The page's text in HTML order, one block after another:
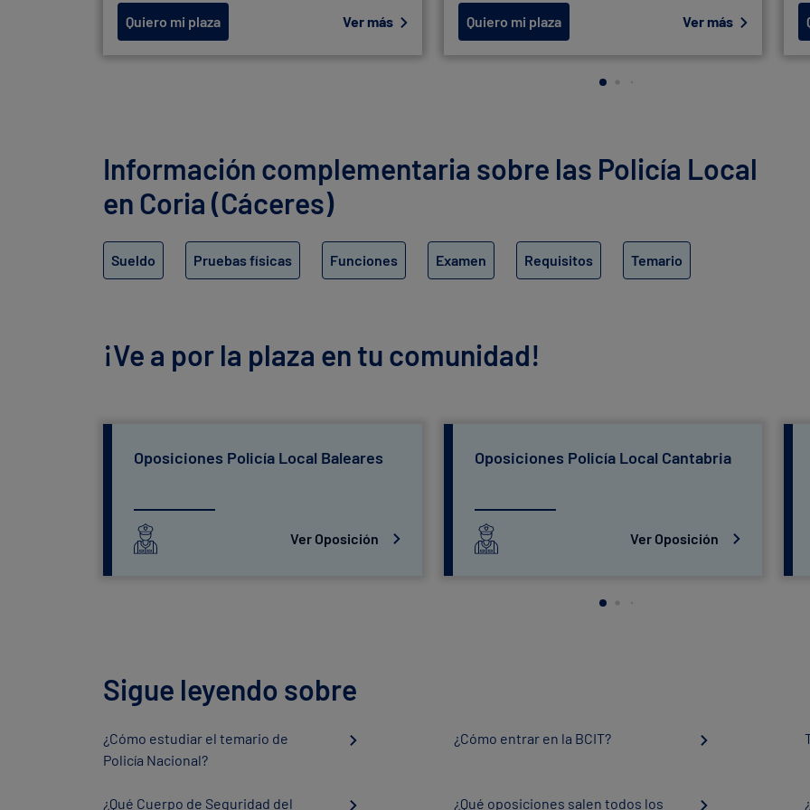
Quiero mi plaza Ver más Quiero mi plaza Ver más
Información complementaria sobre las Policía Local
en Coria (Cáceres)
Sueldo Pruebas físicas Funciones Examen Requisitos Temario
¡Ve a por la plaza en tu comunidad!
Oposiciones Policía Local Baleares
Ver Oposición
Oposiciones Policía Local Cantabria
Ver Oposición
Sigue leyendo sobre
¿Cómo estudiar el temario de
Policía Nacional?
¿Cómo entrar en la BCIT?
¿Qué Cuerpo de Seguridad del ¿Qué oposiciones salen todos los